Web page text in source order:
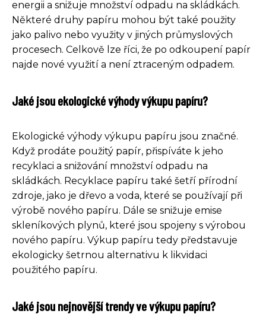
energii a snižuje množství odpadu na skládkách.
Některé druhy papíru mohou být také použity
jako palivo nebo využity v jiných průmyslových
procesech. Celkově lze říci, že po odkoupení papír
najde nové využití a není ztraceným odpadem.
Jaké jsou ekologické výhody výkupu papíru?
Ekologické výhody výkupu papíru jsou značné.
Když prodáte použitý papír, přispíváte k jeho
recyklaci a snižování množství odpadu na
skládkách. Recyklace papíru také šetří přírodní
zdroje, jako je dřevo a voda, které se používají při
výrobě nového papíru. Dále se snižuje emise
skleníkových plynů, které jsou spojeny s výrobou
nového papíru. Výkup papíru tedy představuje
ekologicky šetrnou alternativu k likvidaci
použitého papíru.
Jaké jsou nejnovější trendy ve výkupu papíru?